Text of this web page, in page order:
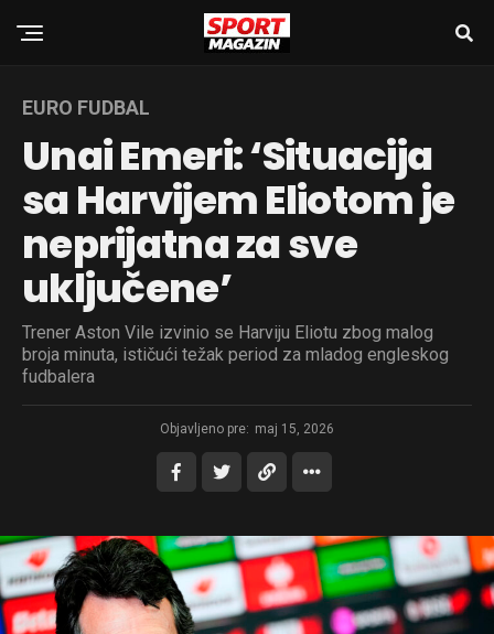
EURO FUDBAL
Unai Emeri: ‘Situacija
sa Harvijem Eliotom je
neprijatna za sve
uključene’
Trener Aston Vile izvinio se Harviju Eliotu zbog malog
broja minuta, ističući težak period za mladog engleskog
fudbalera
Objavljeno pre: maj 15, 2026